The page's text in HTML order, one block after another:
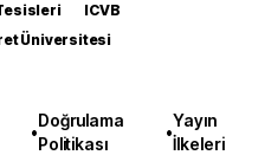
ICVB
Üniversitesi
•
Doğrulama
Politikası
•
Yayın
İlkeleri